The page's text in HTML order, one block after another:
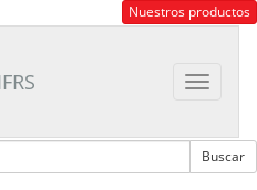
Nuestros productos
Toggle